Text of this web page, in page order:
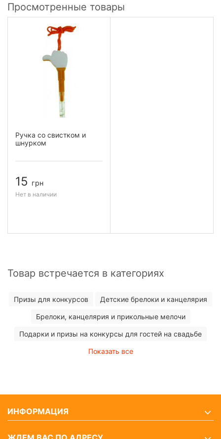
Просмотренные товары
Ручка со свистком и
шнурком
15 грн
Нет в наличии
Товар встречается в категориях
Призы для конкурсов Детские брелоки и канцелярия
Брелоки, канцелярия и прикольные мелочи
Подарки и призы на конкурсы для гостей на свадьбе
Показать все
ИНФОРМАЦИЯ